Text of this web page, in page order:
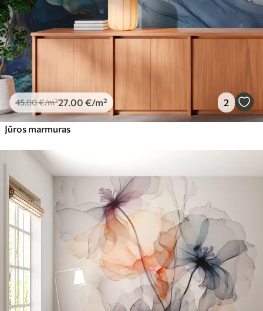
45.00€/m²27 .00 €/m² 2
Jūros marmuras